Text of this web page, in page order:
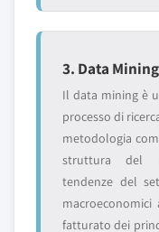
3. Data
Il data mining è
processo di
metodologia
struttura del
tendenze del
fatturato dei